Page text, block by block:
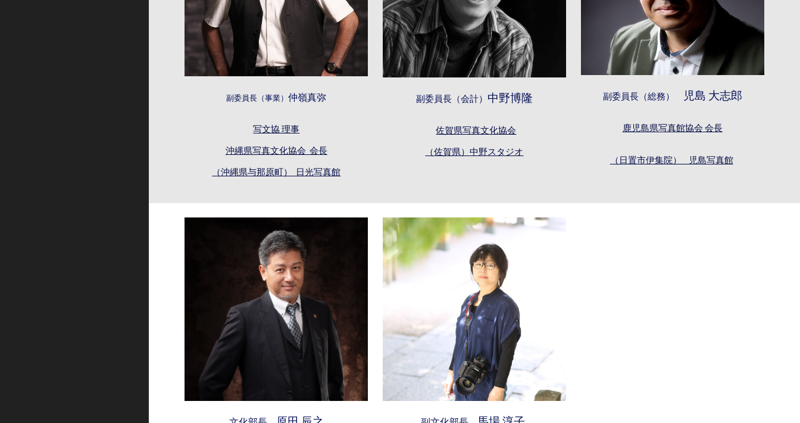
副委員長（事業）仲嶺真弥
写文協 理事
沖縄県写真文化協会 会長
（沖縄県与那原町） 日光写真館
副委員長（会計） 中野博隆
佐賀県写真文化協会
（佐賀県）中野スタジオ
副委員長（総務） 児島 大志郎
鹿児島県写真館協会 会長
（日置市伊集院） 児島写真館